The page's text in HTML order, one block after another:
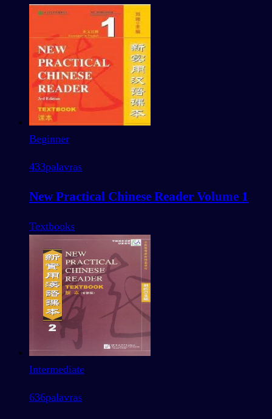
Beginner
433palavras
New Practical Chinese Reader Volume 1
Textbooks
Intermediate
636palavras